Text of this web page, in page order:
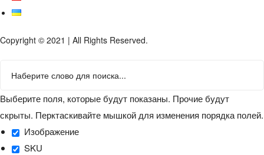
Copyright © 2021 | All Rights Reserved.
Выберите поля, которые будут показаны. Прочие будут
скрыты. Перктаскивайте мышкой для изменения порядка полей.
Изображение
SKU